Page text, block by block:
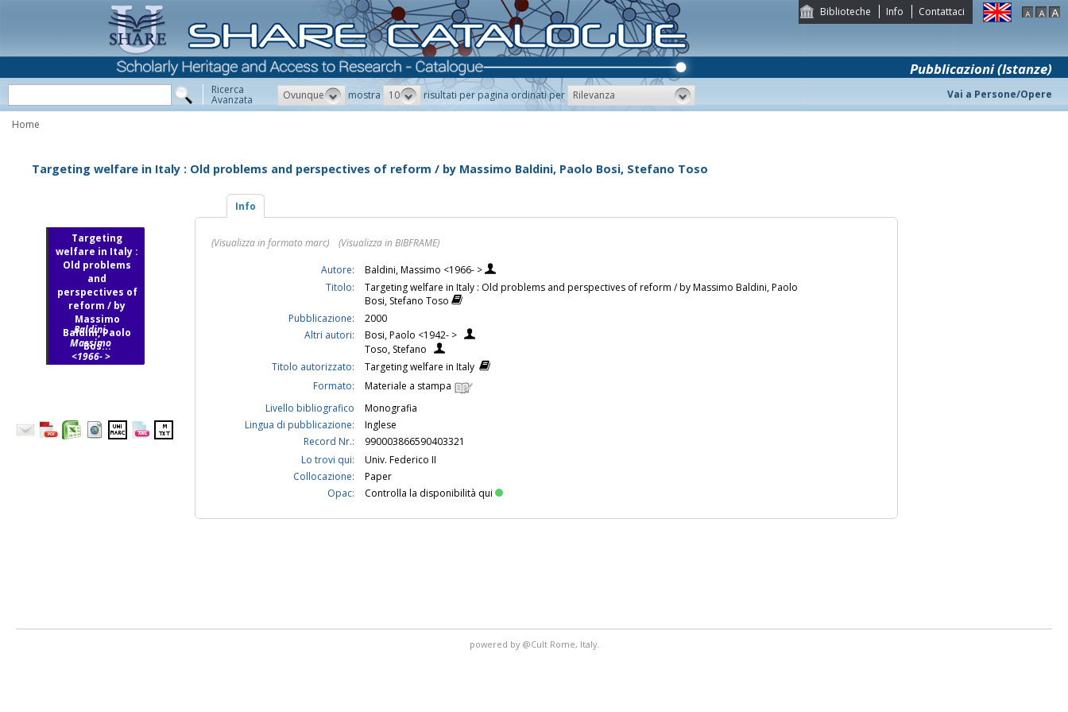
Biblioteche Info Contattaci
Pubblicazioni (Istanze)
Ricerca
Avanzata Ovunque mostra 10 risultati per pagina ordinati per Rilevanza Vai a Persone/Opere
Home
Targeting welfare in Italy : Old problems and perspectives of reform / by Massimo Baldini, Paolo Bosi, Stefano Toso
Targeting
welfare in Italy :
Old problems
and
perspectives of
reform / by
Massimo
Baldini, Paolo
Bos...
Baldini,
Massimo
<1966- >
Info
(Visualizza in formato marc)
(Visualizza in BIBFRAME)
Autore:
Baldini, Massimo <1966- >
Titolo:
Targeting welfare in Italy : Old problems and perspectives of reform / by Massimo Baldini, Paolo
Bosi, Stefano Toso
Pubblicazione:
2000
Altri autori:
Bosi, Paolo <1942- >
Toso, Stefano
Titolo autorizzato:
Targeting welfare in Italy
Formato:
Materiale a stampa
Livello bibliografico
Monografia
Lingua di pubblicazione:
Inglese
Record Nr.:
990003866590403321
Lo trovi qui:
Univ. Federico II
Collocazione:
Paper
Opac:
Controlla la disponibilità qui
powered by @Cult Rome, Italy.